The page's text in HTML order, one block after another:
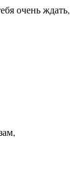
очень ждать,